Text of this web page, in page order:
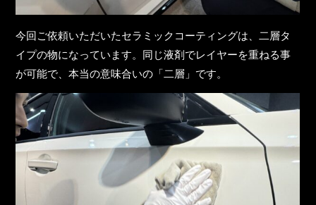
今回ご依頼いただいたセラミックコーティングは、二層タ
イプの物になっています。同じ液剤でレイヤーを重ねる事
が可能で、本当の意味合いの 「二層」 です。